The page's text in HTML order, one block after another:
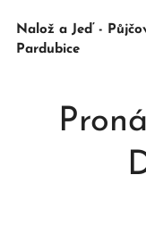
Nalož a Jeď -
Pardubice